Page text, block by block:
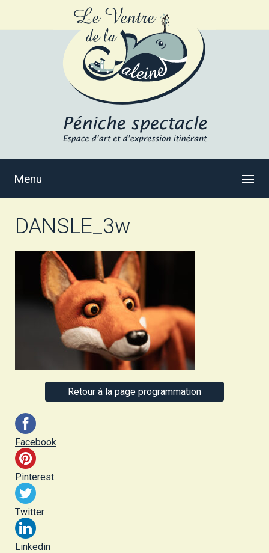
Menu
DANSLE_3w
Retour à la page programmation
Facebook
Pinterest
Twitter
Linkedin